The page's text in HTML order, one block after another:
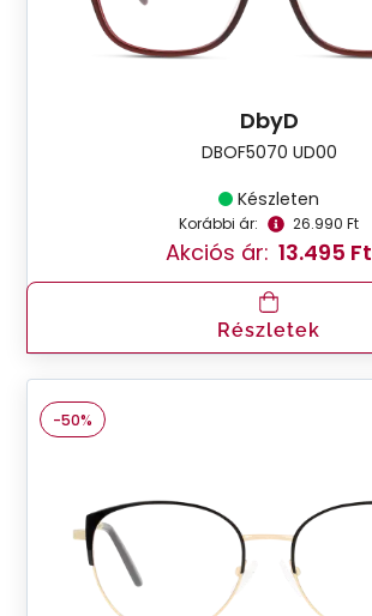
DbyD
DBOF5070 UD00
Készleten
Korábbi ár: 26.990 Ft
Akciós ár: 13.495 Ft
Részletek
-50%